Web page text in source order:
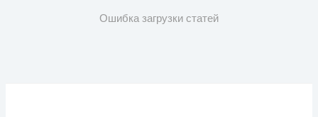
Ошибка загрузки статей